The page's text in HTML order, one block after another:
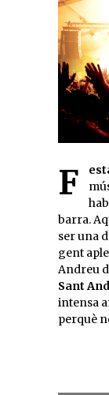
barra.
ser una
gent
Andreu
Sant
intensa
perquè